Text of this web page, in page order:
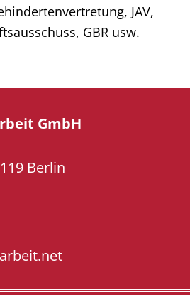
JAV,
GBR usw.
GmbH
Berlin